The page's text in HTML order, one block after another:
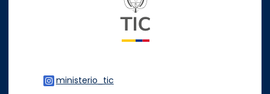
ministerio_tic